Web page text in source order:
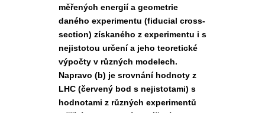
měřených energií a geometrie
daného experimentu (fiducial cross-
section) získaného z experimentu i s
nejistotou určení a jeho teoretické
výpočty v různých modelech.
Napravo (b) je srovnání hodnoty z
LHC (červený bod s nejistotami) s
hodnotami z různých experimentů